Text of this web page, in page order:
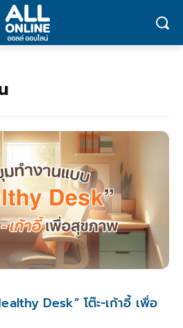
Desk” โต๊ะ-เก้าอี้ เพื่อ